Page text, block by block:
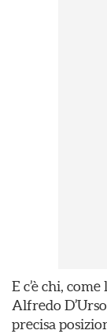
E c’è chi,
Alfredo
precisa